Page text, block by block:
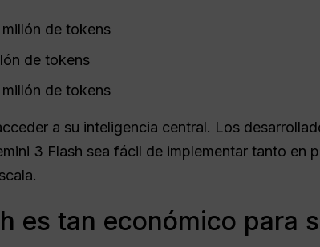
de tokens
de tokens
de tokens
a su inteligencia central. Los
3 Flash sea fácil de implementar tanto en
es tan económico para